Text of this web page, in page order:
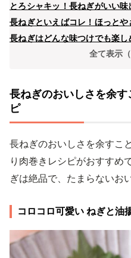
とろシャキッ！長ねぎがいい
長ねぎといえばコレ！ほっと
長ねぎはどんな味つけでも楽し
全て表示（
長ねぎのおいしさを余
ピ
長ねぎのおいしさを余すこ
り肉巻きレシピがおすすめ
ぎは絶品で、たまらないお
コロコロ可愛い ねぎと油